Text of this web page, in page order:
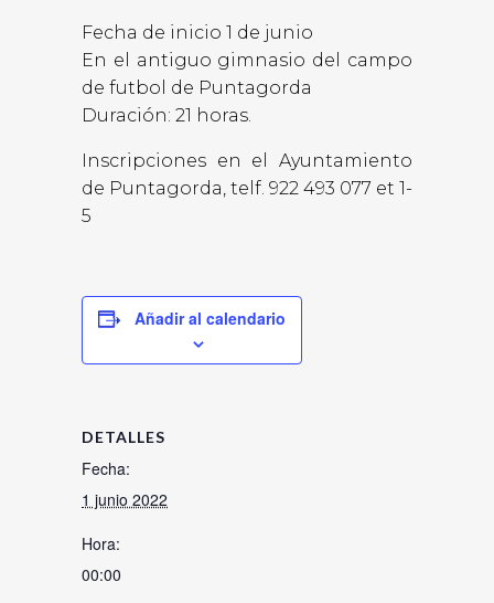
Fecha de inicio 1 de junio
En el antiguo gimnasio del campo
de futbol de Puntagorda
Duración: 21 horas.
Inscripciones en el Ayuntamiento
de Puntagorda, telf. 922 493 077 et 1-
5
Añadir al calendario
DETALLES
Fecha:
1 junio 2022
Hora:
00:00